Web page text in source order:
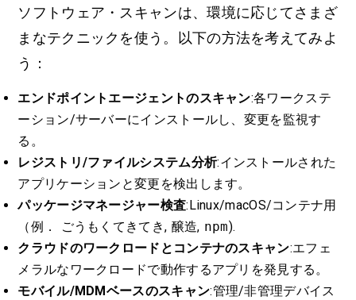
ソフトウェア・スキャンは、環境に応じてさまざ
まなテクニックを使う。以下の方法を考えてみよ
う：
エンドポイントエージェントのスキャン:各ワークステ
ーション/サーバーにインストールし、変更を監視す
る。
レジストリ/ファイルシステム分析:インストールされた
アプリケーションと変更を検出します。
パッケージマネージャー検査:Linux/macOS/コンテナ用
（例．
ごうもくてきてき, 醸造, npm).
クラウドのワークロードとコンテナのスキャン:エフェ
メラルなワークロードで動作するアプリを発見する。
モバイル/MDMベースのスキャン:管理/非管理デバイス